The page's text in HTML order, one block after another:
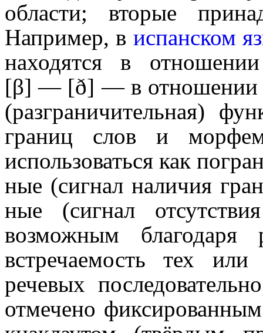
области; вторые
Например, в испанском
находятся в
[β] — [ð] — в отношении
(разграни­чи­тель­ная)
границ слов и
использоваться как
ные (сигнал наличия
ные (сигнал
возможным благодаря
встре­ча­е­мость тех
речевых
отмечено